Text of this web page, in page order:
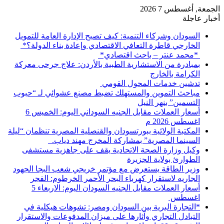
الجمعة, أغسطس 7 2026
أخبار عاجلة
السودان وشركاء التنمية: كيف تصبح الإدارة العامة للتمويل
الخارجي قاطرة التعافي الاقتصادي وإعادة بناء الدولة؟*
*محمد عنتر – باحث اقتصادي*
بمبادرة من الاستشارية الطبية بالأردن: علاج جرحى معركة
الكرامة بالخارج
تدشين خدمات المحول القومي
مباحث التموين والمستهلك تضبط مصنع عشوائي لـ “حبوب
التسمين” بنهر النيل
أسعار العملات مقابل الجنيه السوداني اليوم: الخميس 6
اغسطس 2026 م
المكتبة الولائية ببورتسودان والقنصلية المصرية تنظمان “ليلة
السينما المصرية” بمشاركة المخرج مهند دياب. ​
وكيل وزارة الصحة الاتحادية يقف على جاهزية مستشفى
الطوارئ بولاية الجزيرة
وزير الطاقة يستعرض مع مؤتمر خريجي شعب البجا الجهود
الجاريه لاستقرار كهرباء البحر الأحمر الخرطوم: الفجر
أسعار العملات مقابل الجنيه السودان اليوم: الاربعاء 5
اغسطس
*التجارة البرية بين السودان ومصر: تشوهات هيكلية في
التبادل التجاري وآثارها على ميزان المدفوعات والاستقرار